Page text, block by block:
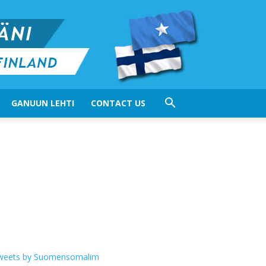
GANUUN LEHTI CONTACT US
by Suomensomalim